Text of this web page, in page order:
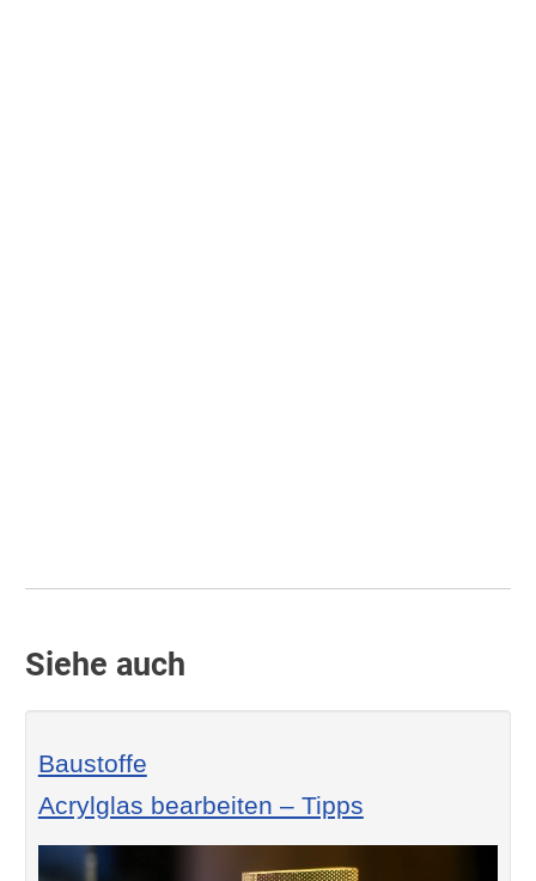
Siehe auch
Baustoffe
Acrylglas bearbeiten – Tipps